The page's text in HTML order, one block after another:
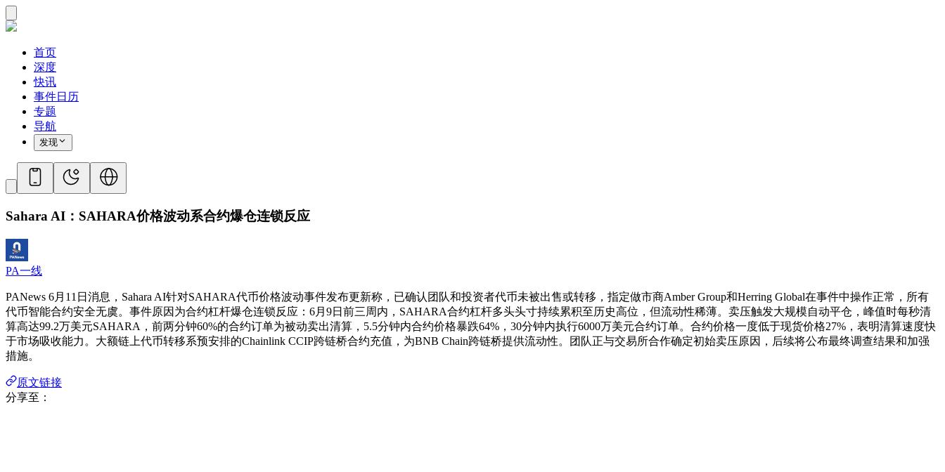
首页
深度
快讯
事件日历
专题
导航
发现
Sahara AI：SAHARA价格波动系合约爆仓连锁反应
PA一线
PANews 6月11日消息，Sahara AI针对SAHARA代币价格波动事件发布更新称，已确认团队和投资者代币未被出售或转移，指定做市商Amber Group和Herring Global在事件中操作正常，所有
代币智能合约安全无虞。事件原因为合约杠杆爆仓连锁反应：6月9日前三周内，SAHARA合约杠杆多头头寸持续累积至历史高位，但流动性稀薄。卖压触发大规模自动平仓，峰值时每秒清
算高达99.2万美元SAHARA，前两分钟60%的合约订单为被动卖出清算，5.5分钟内合约价格暴跌64%，30分钟内执行6000万美元合约订单。合约价格一度低于现货价格27%，表明清算速度快
于市场吸收能力。大额链上代币转移系预安排的Chainlink CCIP跨链桥合约充值，为BNB Chain跨链桥提供流动性。团队正与交易所合作确定初始卖压原因，后续将公布最终调查结果和加强
措施。
原文链接
分享至：